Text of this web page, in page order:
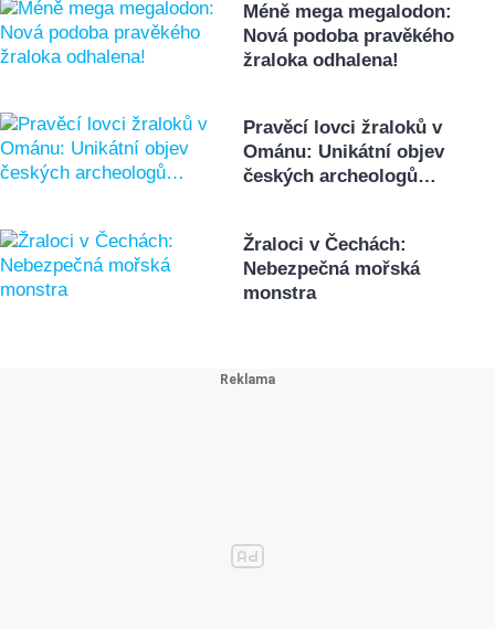
Méně mega megalodon:
Nová podoba pravěkého
žraloka odhalena!
Pravěcí lovci žraloků v
Ománu: Unikátní objev
českých archeologů…
Žraloci v Čechách:
Nebezpečná mořská
monstra